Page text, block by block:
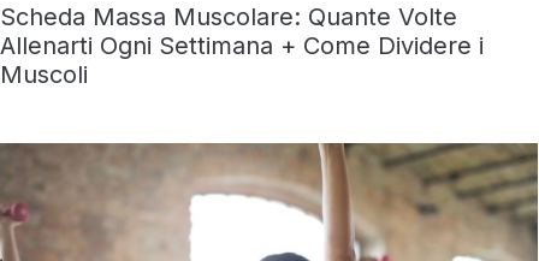
Scheda Massa Muscolare: Quante Volte
Allenarti Ogni Settimana + Come Dividere i
Muscoli